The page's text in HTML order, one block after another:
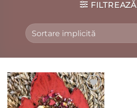
FILTREAZĂ
Add to
wishlist